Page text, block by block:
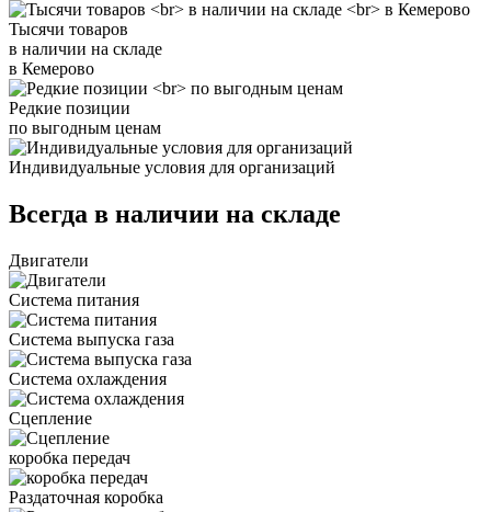
Тысячи товаров
в наличии на складе
в Кемерово
Редкие позиции
по выгодным ценам
Индивидуальные условия для организаций
Всегда в наличии на складе
Двигатели
Система питания
Система выпуска газа
Система охлаждения
Сцепление
коробка передач
Раздаточная коробка